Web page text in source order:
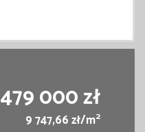
479 000 zł
9 747,66 zł/m2